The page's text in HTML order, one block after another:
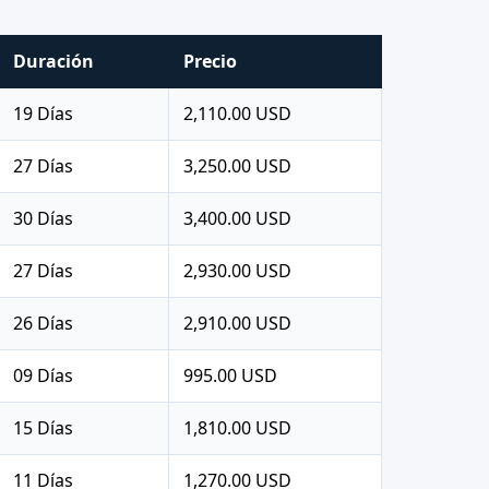
Duración Precio
19 Días 2,110.00 USD
27 Días 3,250.00 USD
30 Días 3,400.00 USD
27 Días 2,930.00 USD
26 Días 2,910.00 USD
09 Días 995.00 USD
15 Días 1,810.00 USD
11 Días 1,270.00 USD